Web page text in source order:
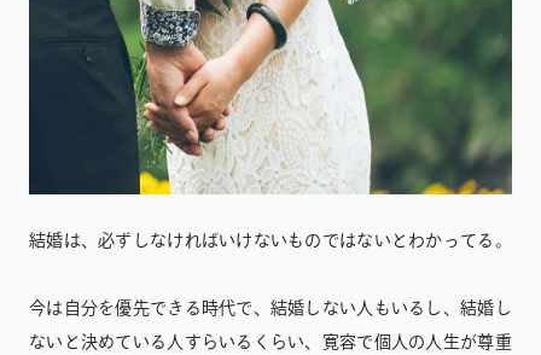
結婚は、必ずしなければいけないものではないとわかってる。
今は自分を優先できる時代で、結婚しない人もいるし、結婚し
ないと決めている人すらいるくらい、寛容で個人の人生が尊重